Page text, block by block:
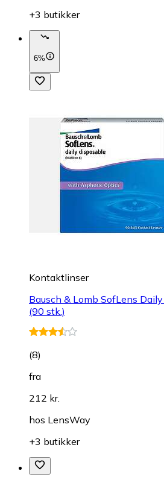
+3 butikker
6%
Kontaktlinser
Bausch & Lomb SofLens
(90 stk.)
(8)
fra
212 kr.
hos LensWay
+3 butikker